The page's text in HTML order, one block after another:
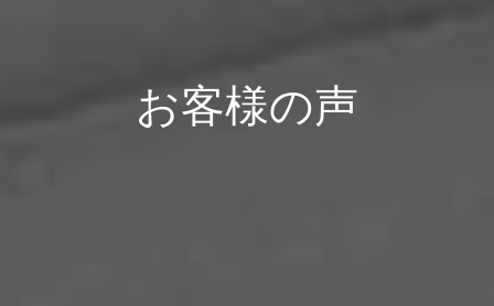
お客様の声